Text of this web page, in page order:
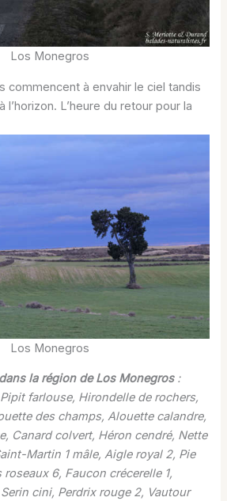
Los Monegros
commencent à envahir le ciel tandis
l’horizon. L’heure du retour pour la
Los Monegros
la région de Los Monegros:
farlouse, Hirondelle de rochers,
des champs, Alouette calandre,
Canard colvert, Héron cendré, Nette
Martin 1 mâle, Aigle royal 2, Pie
6, Faucon crécerelle 1,
cini, Perdrix rouge 2, Vautour